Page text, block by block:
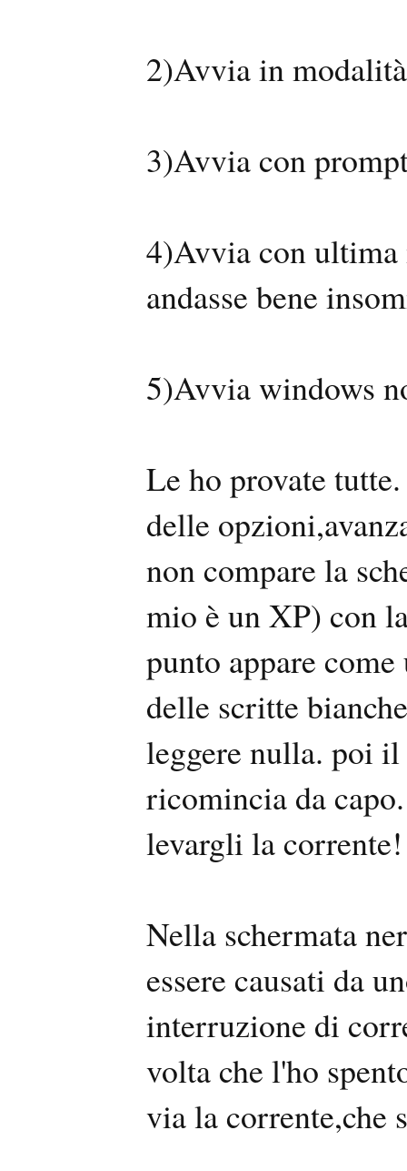
2)Avvia in
3)Avvia con
4)Avvia con ultima
andasse bene
5)Avvia windows
Le ho provate
delle
non compare la
mio è un XP) con
punto appare
delle scritte
leggere nulla. poi
ricomincia da
levargli la corrente!
Nella schermata
essere causati da
interruzione di
volta che l'ho
via la corrente,che